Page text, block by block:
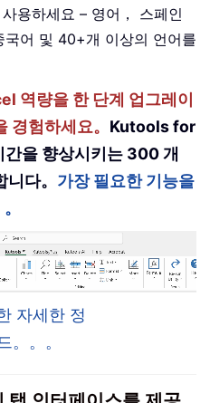
용하세요 – 영어， 스페인
국어 및 40+개 이상의 언어를
역량을 한 단계 업그레이
경험하세요。 Kutools for
을 향상시키는 300 개
다。 가장 필요한 기능을
자세한 정
。。。